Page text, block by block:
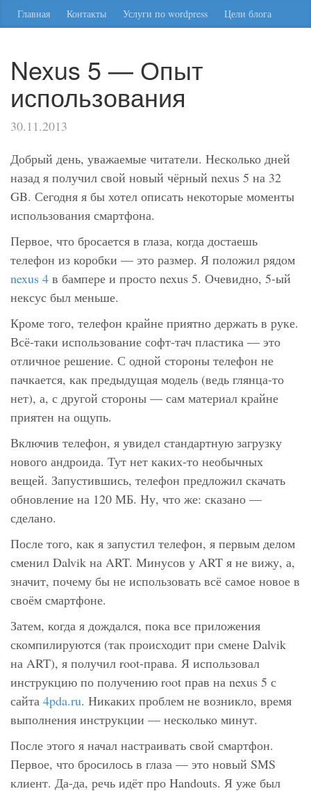
Главная Контакты Услуги по wordpress Цели блога
Nexus 5 — Опыт
использования
30.11.2013
Добрый день, уважаемые читатели. Несколько дней
назад я получил свой новый чёрный nexus 5 на 32
GB. Сегодня я бы хотел описать некоторые моменты
использования смартфона.
Первое, что бросается в глаза, когда достаешь
телефон из коробки — это размер. Я положил рядом
nexus 4 в бампере и просто nexus 5. Очевидно, 5-ый
нексус был меньше.
Кроме того, телефон крайне приятно держать в руке.
Всё-таки использование софт-тач пластика — это
отличное решение. С одной стороны телефон не
пачкается, как предыдущая модель (ведь глянца-то
нет), а, с другой стороны — сам материал крайне
приятен на ощупь.
Включив телефон, я увидел стандартную загрузку
нового андроида. Тут нет каких-то необычных
вещей. Запустившись, телефон предложил скачать
обновление на 120 МБ. Ну, что же: сказано —
сделано.
После того, как я запустил телефон, я первым делом
сменил Dalvik на ART. Минусов у ART я не вижу, а,
значит, почему бы не использовать всё самое новое в
своём смартфоне.
Затем, когда я дождался, пока все приложения
скомпилируются (так происходит при смене Dalvik
на ART), я получил root-права. Я использовал
инструкцию по получению root прав на nexus 5 с
сайта 4pda.ru. Никаких проблем не возникло, время
выполнения инструкции — несколько минут.
После этого я начал настраивать свой смартфон.
Первое, что бросилось в глаза — это новый SMS
клиент. Да-да, речь идёт про Handouts. Я уже был